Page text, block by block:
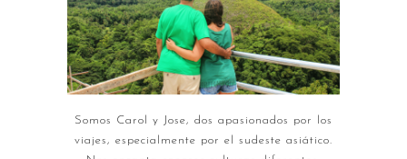
Somos Carol y Jose, dos apasionados por los
viajes, especialmente por el sudeste asiático.